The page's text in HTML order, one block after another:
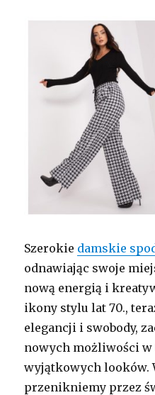
Szerokie damskie
odnawiając swoje
nową energią i
ikony stylu lat 70.,
elegancji i swobody,
nowych możliwości
wyjątkowych looków.
przenikniemy przez